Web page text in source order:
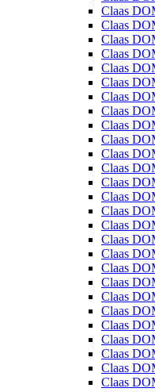
Claas
Claas
Claas
Claas
Claas
Claas
Claas
Claas
Claas
Claas
Claas
Claas
Claas
Claas
Claas
Claas
Claas
Claas
Claas
Claas
Claas
Claas
Claas
Claas
Claas
Claas
Claas